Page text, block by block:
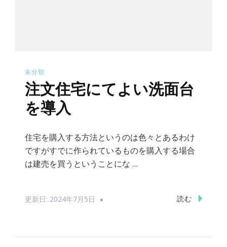
未分類
注文住宅にてよい洗面台
を導入
住宅を購入する方法というのは色々とあるわけ
ですがすでに作られているものを購入する場合
は建売を買うということにな …
更新日: 2024年7月5日 読む